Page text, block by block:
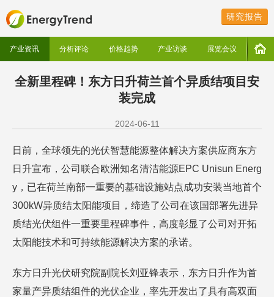
研究报告
产业资讯 分析评论 价格趋势 产业访谈 展览会议
全新里程碑！东方日升荷兰首个异质结项目安
装完成
2024-06-11
日前，全球领先的光伏智慧能源整体解决方案供应商东方
日升宣布，公司联合欧洲知名清洁能源EPC Unisun Energ
y，已在荷兰南部一重要的基础设施站点成功安装当地首个
300kW异质结太阳能项目，缔造了公司在该国部署先进异
质结光伏组件一重要里程碑事件，高度彰显了公司对开拓
太阳能技术和可持续能源解决方案的承诺。
东方日升光伏研究院副院长刘亚锋表示，东方日升作为首
家量产异质结组件的光伏企业，率先开发出了具有高双面